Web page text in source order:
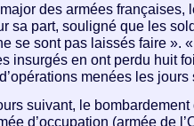
des armées françaises,
sa part, souligné que les
se sont pas laissés faire ».
insurgés en ont perdu huit
d’opérations menées les
suivant, le
d’occupation (armée de